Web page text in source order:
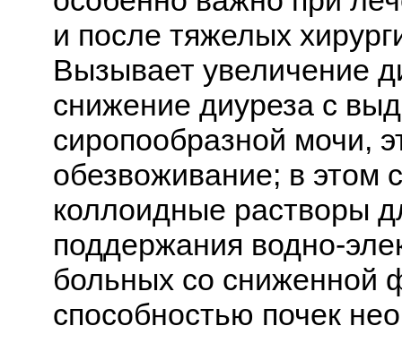
и после тяжелых
Вызывает увеличение
снижение диуреза с
сиропообразной мочи,
обезвоживание; в этом
коллоидные растворы
поддержания водно-
больных со сниженной
способностью почек